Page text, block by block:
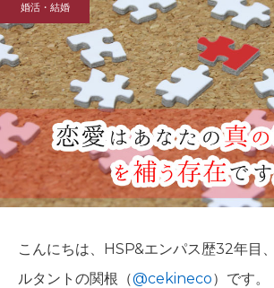
婚活・結婚
こんにちは、HSP&エンパス歴32年目
ルタントの関根（@cekineco）です。